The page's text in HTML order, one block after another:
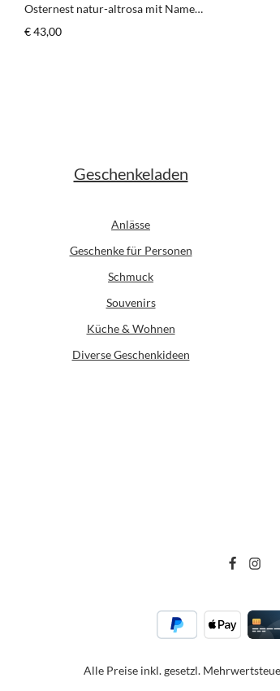
Osternest natur-altrosa mit Namen
Regulärer Preis:
€ 43,00
Geschenkeladen
Anlässe
Geschenke für Personen
Schmuck
Souvenirs
Küche & Wohnen
Diverse Geschenkideen
Alle Preise inkl. gesetzl.